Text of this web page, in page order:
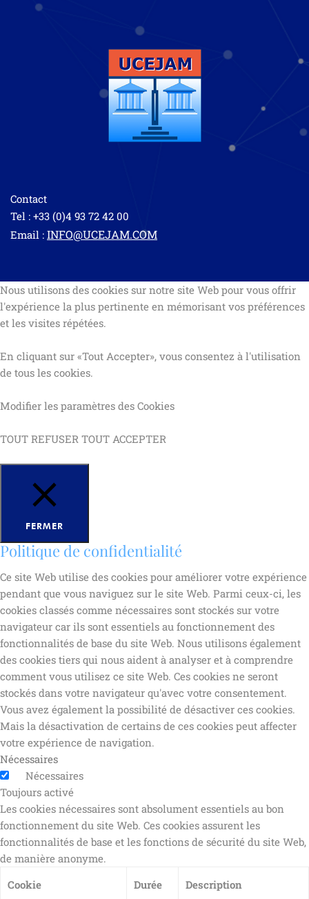
Contact
Tel : +33 (0)4 93 72 42 00
Email : INFO@UCEJAM.COM
Nous utilisons des cookies sur notre site Web pour vous offrir
l'expérience la plus pertinente en mémorisant vos préférences
et les visites répétées.
En cliquant sur «Tout Accepter», vous consentez à l'utilisation
de tous les cookies.
Modifier les paramètres des Cookies
TOUT REFUSER TOUT ACCEPTER
FERMER
Politique de confidentialité
Ce site Web utilise des cookies pour améliorer votre expérience
pendant que vous naviguez sur le site Web. Parmi ceux-ci, les
cookies classés comme nécessaires sont stockés sur votre
navigateur car ils sont essentiels au fonctionnement des
fonctionnalités de base du site Web. Nous utilisons également
des cookies tiers qui nous aident à analyser et à comprendre
comment vous utilisez ce site Web. Ces cookies ne seront
stockés dans votre navigateur qu'avec votre consentement.
Vous avez également la possibilité de désactiver ces cookies.
Mais la désactivation de certains de ces cookies peut affecter
votre expérience de navigation.
Nécessaires
Nécessaires
Toujours activé
Les cookies nécessaires sont absolument essentiels au bon
fonctionnement du site Web. Ces cookies assurent les
fonctionnalités de base et les fonctions de sécurité du site Web,
de manière anonyme.
Cookie
Durée Description